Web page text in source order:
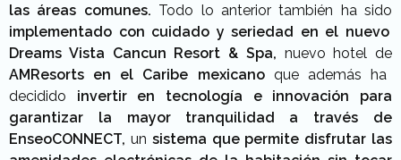
las áreas comunes. Todo lo anterior también ha sido
implementado con cuidado y seriedad en el nuevo
Dreams Vista Cancun Resort & Spa, nuevo hotel de
AMResorts en el Caribe mexicanoque además ha
decidido invertir en tecnología e innovación para
garantizar la mayor tranquilidad a través de
EnseoCONNECT, un sistema que permite disfrutar las